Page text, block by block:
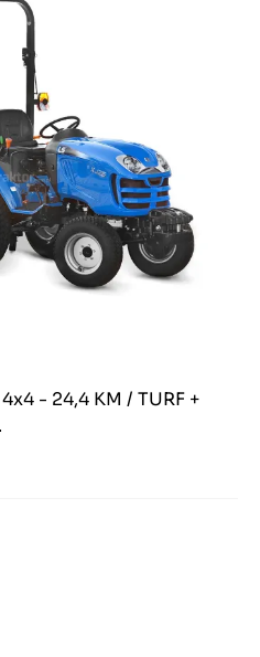
- 24,4 KM / TURF +